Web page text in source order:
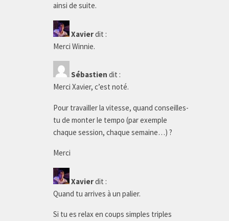
ainsi de suite.
Xavierdit :
Merci Winnie.
Sébastien dit :
Merci Xavier, c’est noté.
Pour travailler la vitesse, quand conseilles-
tu de monter le tempo (par exemple
chaque session, chaque semaine…) ?
Merci
Xavierdit :
Quand tu arrives à un palier.
Si tu es relax en coups simples triples